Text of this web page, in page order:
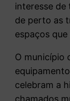
interesse de
de perto as
espaços
O município
celebram a
chamados